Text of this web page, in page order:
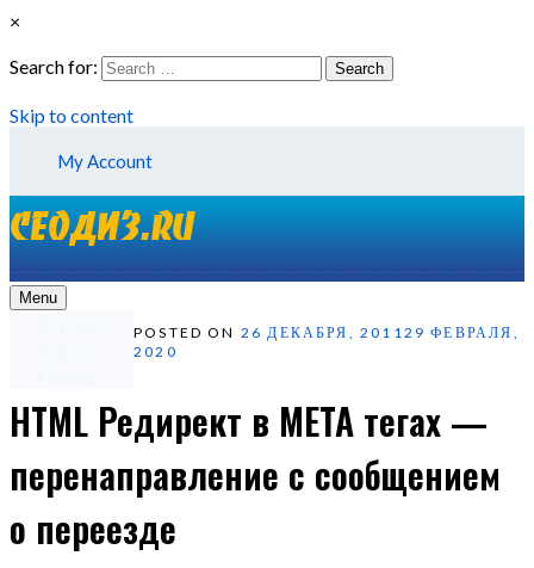
×
Search for:
Search
Skip to content
My Account
Menu
POSTED ON 26 ДЕКАБРЯ, 201129 ФЕВРАЛЯ,
2020
HTML Редирект в META тегах —
перенаправление с сообщением
о переезде